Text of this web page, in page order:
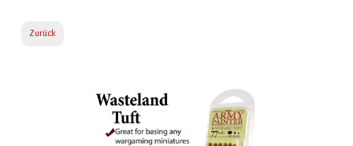
Zurück
Bildergalerie überspringen